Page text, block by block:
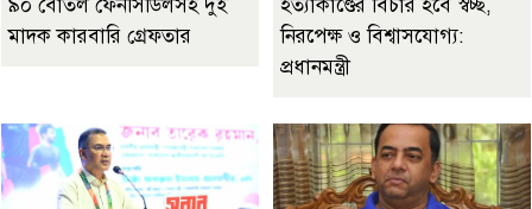
৯০ বোতল ফেনসিডিলসহ দুই
মাদক কারবারি গ্রেফতার
হত্যাকাণ্ডের বিচার হবে স্বচ্ছ,
নিরপেক্ষ ও বিশ্বাসযোগ্য:
প্রধানমন্ত্রী